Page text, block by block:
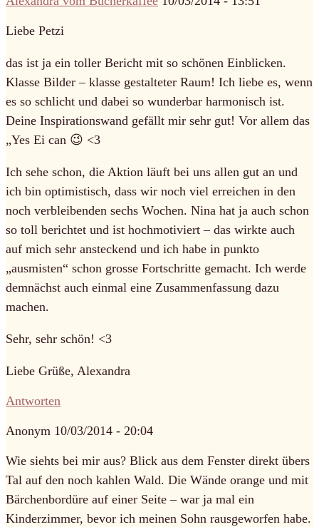
Liebe Petzi
das ist ja ein toller Bericht mit so schönen Einblicken.
Klasse Bilder – klasse gestalteter Raum! Ich liebe es, wenn
es so schlicht und dabei so wunderbar harmonisch ist.
Deine Inspirationswand gefällt mir sehr gut! Vor allem das
„Yes Ei can 😉 <3
Ich sehe schon, die Aktion läuft bei uns allen gut an und
ich bin optimistisch, dass wir noch viel erreichen in den
noch verbleibenden sechs Wochen. Nina hat ja auch schon
so toll berichtet und ist hochmotiviert – das wirkte auch
auf mich sehr ansteckend und ich habe in punkto
„ausmisten“ schon grosse Fortschritte gemacht. Ich werde
demnächst auch einmal eine Zusammenfassung dazu
machen.
Sehr, sehr schön! <3
Liebe Grüße, Alexandra
Antworten
Anonym 10/03/2014 - 20:04
Wie siehts bei mir aus? Blick aus dem Fenster direkt übers
Tal auf den noch kahlen Wald. Die Wände orange und mit
Bärchenbordüre auf einer Seite – war ja mal ein
Kinderzimmer, bevor ich meinen Sohn rausgeworfen habe.